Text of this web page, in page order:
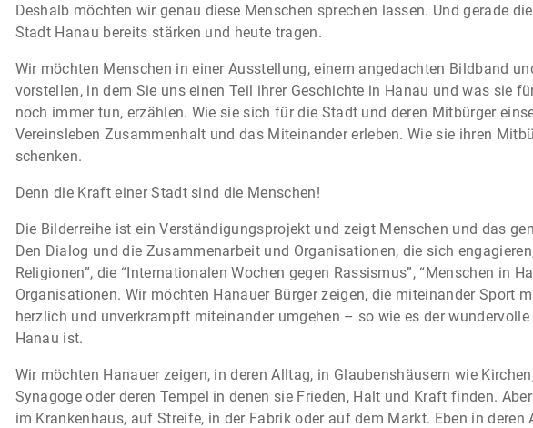
Deshalb möchten wir genau diese Menschen sprechen lassen. Und gerade
Stadt Hanau bereits stärken und heute tragen.
Wir möchten Menschen in einer Ausstellung, einem angedachten Bildband
vorstellen, in dem Sie uns einen Teil ihrer Geschichte in Hanau und was sie
noch immer tun, erzählen. Wie sie sich für die Stadt und deren Mitbürger
Vereinsleben Zusammenhalt und das Miteinander erleben. Wie sie ihren
schenken.
Denn die Kraft einer Stadt sind die Menschen!
Die Bilderreihe ist ein Verständigungsprojekt und zeigt Menschen und das
Den Dialog und die Zusammenarbeit und Organisationen, die sich
Religionen”, die “Internationalen Wochen gegen Rassismus”, “Menschen in
Organisationen. Wir möchten Hanauer Bürger zeigen, die miteinander Sport
herzlich und unverkrampft miteinander umgehen – so wie es der
Hanau ist.
Wir möchten Hanauer zeigen, in deren Alltag, in Glaubenshäusern wie
Synagoge oder deren Tempel in denen sie Frieden, Halt und Kraft finden.
im Krankenhaus, auf Streife, in der Fabrik oder auf dem Markt. Eben in deren